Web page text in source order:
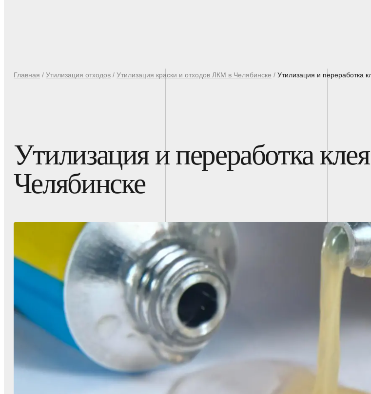
Главная / Утилизация отходов / Утилизация краски и отходов ЛКМ в Челябинске / Утилизация и переработка
Утилизация и переработка
Челябинске